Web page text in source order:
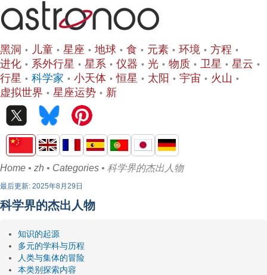
黑洞 儿童 星座 地球 食 元素 环境
方程
进化
系外行星 星系 仪器 光 物质 卫星
星云
行星
科学家 小天体 恒星 太阳 宇宙
火山
虚拟世界
星座运势 新
Home • zh • Categories • 科学界的杰出人物
最后更新: 2025年8月29日
科学界的杰出人物
知识的起源
多元的学科与历程
人类与集体的冒险
本类别探索内容